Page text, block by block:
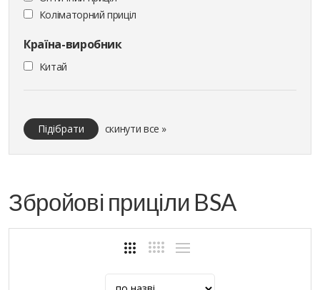
Коліматорний приціл
Країна-виробник
Китай
Підібрати скинути все »
Збройові приціли BSA